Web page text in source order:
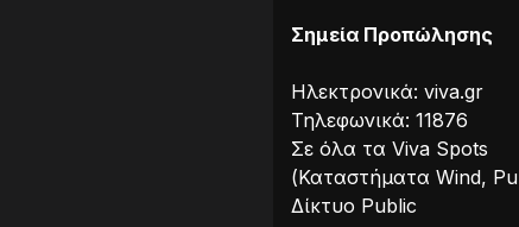
Σημεία Προπώλησης
Ηλεκτρονικά: viva.gr
Τηλεφωνικά: 11876
Σε όλα τα Viva Spots
(Καταστήματα Wind,
Δίκτυο Public